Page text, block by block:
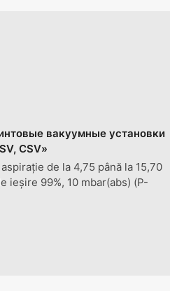
вакуумные установки
CSV»
de la 4,75 până la 15,70
ieșire 99%, 10 mbar(abs) (P-